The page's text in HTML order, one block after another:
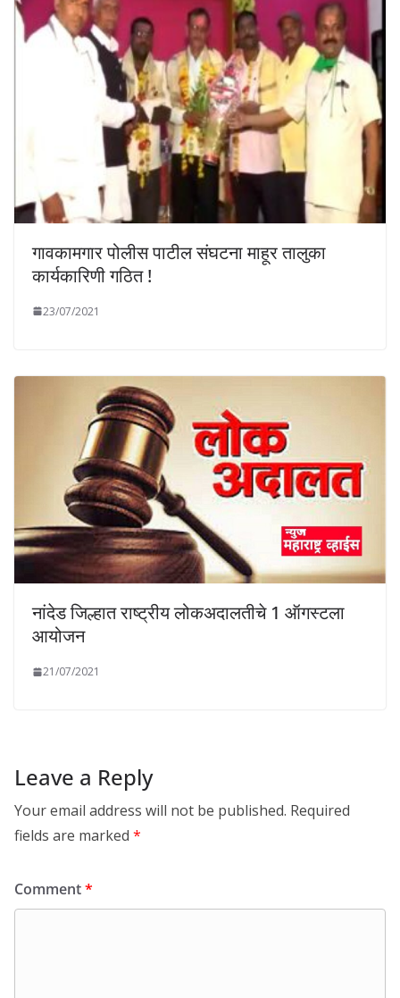
गावकामगार पोलीस पाटील संघटना माहूर तालुका
कार्यकारिणी गठित !
23/07/2021
नांदेड जिल्हात राष्ट्रीय लोकअदालतीचे 1 ऑगस्टला
आयोजन
21/07/2021
Leave a Reply
Your email address will not be published. Required
fields are marked *
Comment*